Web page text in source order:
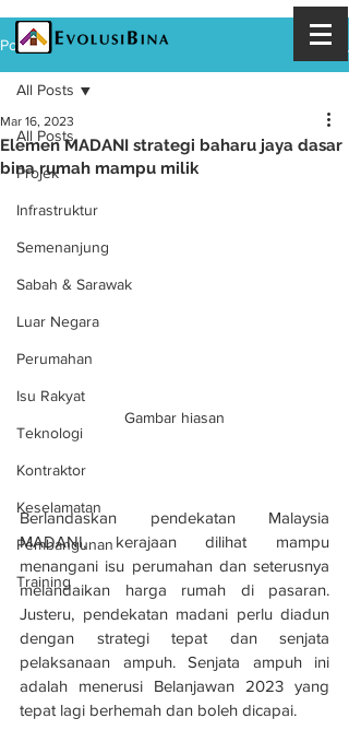
Post
All Posts
Projek
Infrastruktur
Semenanjung
Sabah & Sarawak
Luar Negara
Perumahan
Isu Rakyat
Teknologi
Kontraktor
Keselamatan
Pembangunan
Training
All Posts
Elemen MADANI strategi baharu jaya dasar
bina rumah mampu milik
Mar 16, 2023
Gambar hiasan
Berlandaskan pendekatan Malaysia
MADANI, kerajaan dilihat mampu
menangani isu perumahan dan seterusnya
melandaikan harga rumah di pasaran.
Justeru, pendekatan madani perlu diadun
dengan strategi tepat dan senjata
pelaksanaan ampuh. Senjata ampuh ini
adalah menerusi Belanjawan 2023 yang
tepat lagi berhemah dan boleh dicapai.